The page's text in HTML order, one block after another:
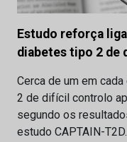
Estudo reforça
diabetes tipo 2
Cerca de um em
2 de difícil controlo
segundo os
estudo CAPTAIN-